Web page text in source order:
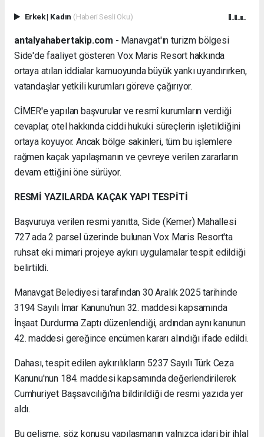
Erkek| Kadın (Haberi Sesli Oku)
antalyahabertakip.com - Manavgat'ın turizm bölgesi
Side'de faaliyet gösteren Vox Maris Resort hakkında
ortaya atılan iddialar kamuoyunda büyük yankı uyandırırken,
vatandaşlar yetkili kurumları göreve çağırıyor.
CİMER'e yapılan başvurular ve resmî kurumların verdiği
cevaplar, otel hakkında ciddi hukuki süreçlerin işletildiğini
ortaya koyuyor. Ancak bölge sakinleri, tüm bu işlemlere
rağmen kaçak yapılaşmanın ve çevreye verilen zararların
devam ettiğini öne sürüyor.
RESMİ YAZILARDA KAÇAK YAPI TESPİTİ
Başvuruya verilen resmi yanıtta, Side (Kemer) Mahallesi
727 ada 2 parsel üzerinde bulunan Vox Maris Resort'ta
ruhsat eki mimari projeye aykırı uygulamalar tespit edildiği
belirtildi.
Manavgat Belediyesi tarafından 30 Aralık 2025 tarihinde
3194 Sayılı İmar Kanunu'nun 32. maddesi kapsamında
İnşaat Durdurma Zaptı düzenlendiği, ardından aynı kanunun
42. maddesi gereğince encümen kararı alındığı ifade edildi.
Dahası, tespit edilen aykırılıkların 5237 Sayılı Türk Ceza
Kanunu'nun 184. maddesi kapsamında değerlendirilerek
Cumhuriyet Başsavcılığı'na bildirildiği de resmi yazıda yer
aldı.
Bu gelişme, söz konusu yapılaşmanın yalnızca idari bir ihlal